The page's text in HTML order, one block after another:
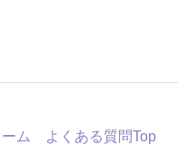
ーム よくある質問Top